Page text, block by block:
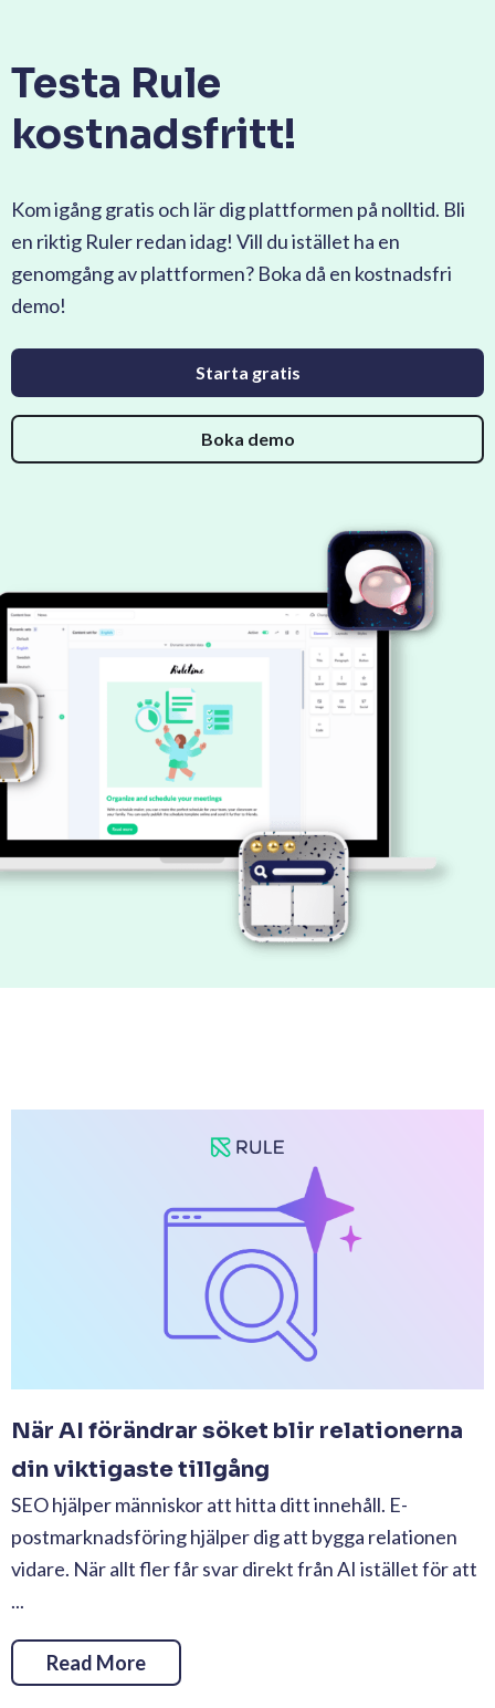
Testa Rule
kostnadsfritt!
Kom igång gratis och lär dig plattformen på nolltid. Bli
en riktig Ruler redan idag! Vill du istället ha en
genomgång av plattformen? Boka då en kostnadsfri
demo!
Starta gratis
Boka demo
När AI förändrar söket blir relationerna
din viktigaste tillgång
SEO hjälper människor att hitta ditt innehåll. E-
postmarknadsföring hjälper dig att bygga relationen
vidare. När allt fler får svar direkt från AI istället för att
...
Read More